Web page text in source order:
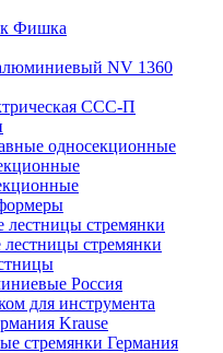
Фишка
NV 1360
ССС-П
односекционные
лестницы стремянки
лестницы стремянки
Россия
для инструмента
Krause
стремянки Германия